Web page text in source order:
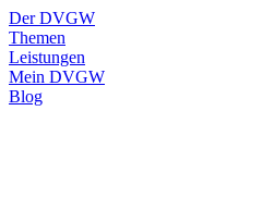
Der DVGW
Themen
Leistungen
Mein DVGW
Blog